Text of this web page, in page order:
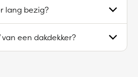
lang bezig?
een dakdekker?